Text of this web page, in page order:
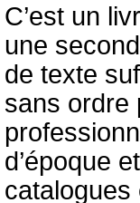
C’est un
une
de texte
sans ordre
d’époque
catalogues